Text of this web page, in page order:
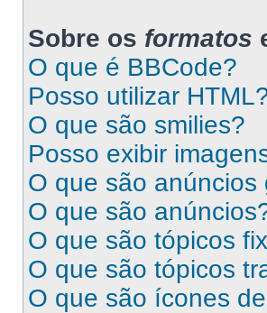
Sobre os formatos
O que é BBCode?
Posso utilizar
O que são smilies?
Posso exibir
O que são anúncios
O que são
O que são tópicos
O que são tópicos
O que são ícones